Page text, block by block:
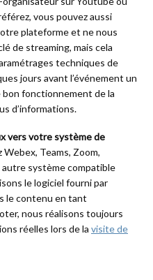
vous pouvez aussi
plateforme et ne nous
de streaming, mais cela
techniques de
jours avant l’événement un
fonctionnement de la
d’informations.
vers votre système de
Teams, Zoom,
système compatible
le logiciel fourni par
le contenu en tant
nous réalisons toujours
réelles lors de la visite de